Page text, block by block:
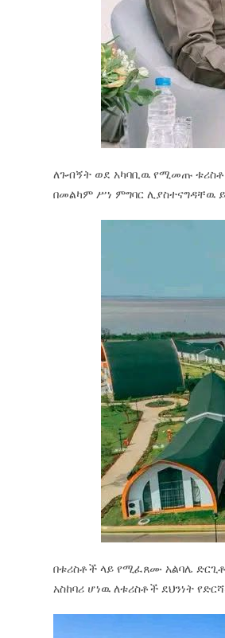
ለጉብኝት ወደ አካባቢዉ የሚመጡ
በመልካም ሥነ ምግባር ሊያስተናግዳቸዉ
በቱሪስቶች ላይ የሚፈጸሙ አልባሌ
አስከባሪ ሆነዉ ለቱሪስቶች ደህንነት